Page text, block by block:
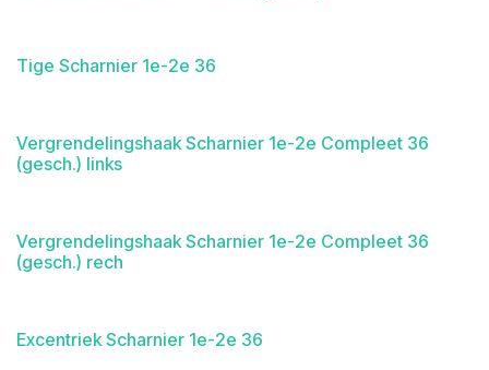
Tige Scharnier 1e-2e 36
Vergrendelingshaak Scharnier 1e-2e Compleet 36
(gesch.) links
Vergrendelingshaak Scharnier 1e-2e Compleet 36
(gesch.) rech
Excentriek Scharnier 1e-2e 36